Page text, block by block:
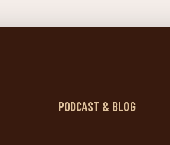
PODCAST & BLOG